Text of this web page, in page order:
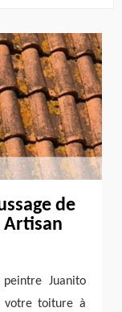
de
Artisan
Juanito
votre toiture à